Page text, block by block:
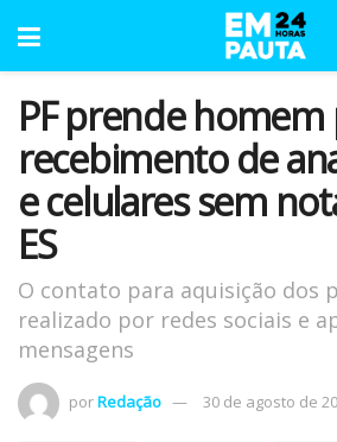
PF prende homem
recebimento de
e celulares sem
ES
O contato para aquisição dos
realizado por redes sociais e
mensagens
porRedação 30 de agosto de